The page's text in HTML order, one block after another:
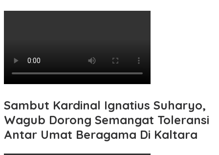
Sambut Kardinal Ignatius Suharyo,
Wagub Dorong Semangat Toleransi
Antar Umat Beragama Di Kaltara